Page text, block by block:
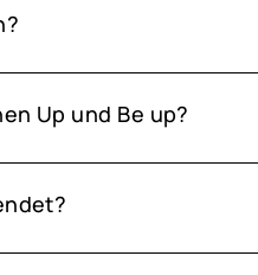
Up und Be up?